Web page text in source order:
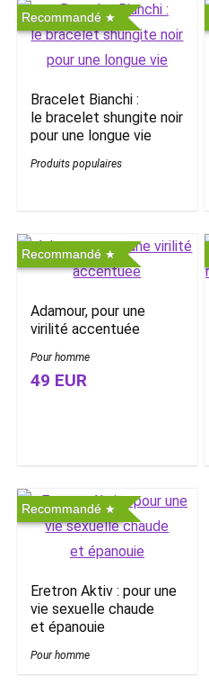
Recommandé
Bracelet Bianchi :
le bracelet shungite noir
pour une longue vie
Produits populaires
Recommandé
Adamour, pour une
virilité accentuée
Pour homme
49 EUR
Recommandé
Eretron Aktiv : pour une
vie sexuelle chaude
et épanouie
Pour homme